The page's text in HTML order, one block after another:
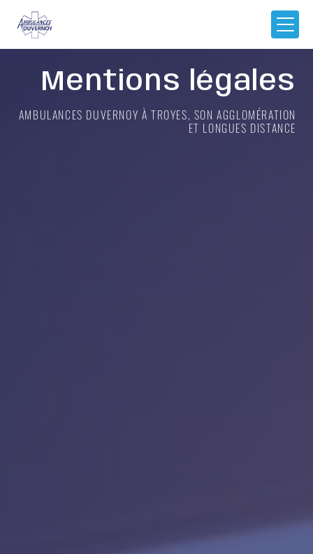
Mentions légales
AMBULANCES DUVERNOY À TROYES, SON AGGLOMÉRATION
ET LONGUES DISTANCE
Panneau de gestion des cookies